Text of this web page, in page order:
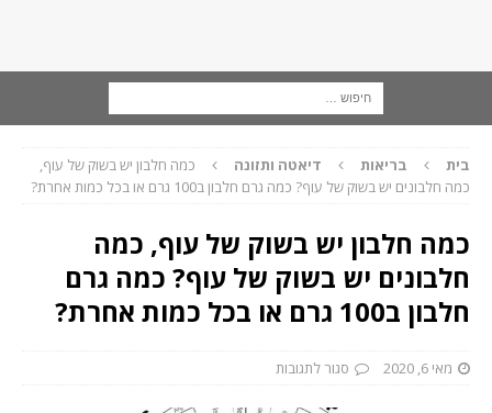
בית בריאות דיאטה ותזונה
כמה חלבון יש בשוק של עוף,
כמה חלבונים יש בשוק של עוף? כמה גרם חלבון ב100 גרם או בכל כמות אחרת?
כמה חלבון יש בשוק של עוף, כמה
חלבונים יש בשוק של עוף? כמה גרם
חלבון ב100 גרם או בכל כמות אחרת?
מאי 6, 2020 סגור לתגובות